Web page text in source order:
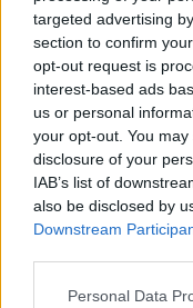
targeted advertising
section to confirm
opt-out request is
interest-based ads
us or personal
your opt-out. You
disclosure of your
IAB’s list of
also be disclosed by
Downstream
Personal Data
Vysočině.
Přirozená obnova
kraji. Celkově ale
Škody způsobené
51 milionů korun v
Lesní pozemky
plochu 2,68 milionu
rozlohy Česka. Lesy
všech lesů.